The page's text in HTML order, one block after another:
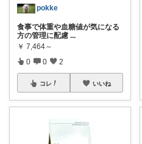
pokke
食事で体重や血糖値が気になる
方の管理に配慮 ...
￥ 7,464～
0 0 2
コレ いいね